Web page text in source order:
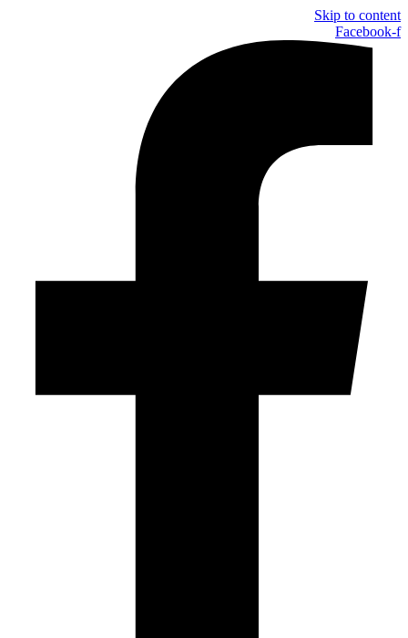
Skip to content
Facebook-f